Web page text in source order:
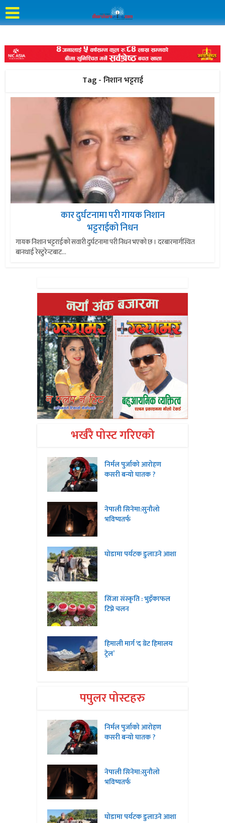
Tag - निशान भट्टराई
कार दुर्घटनामा परी गायक निशान
भट्टराईको निधन
गायक निशान भट्टराईको सवारी दुर्घटनामा परी निधन भएको छ । दरबारमार्गस्थित
बानथाई रेस्टुरेन्टबाट...
भर्खरै पोस्ट गरिएको
निर्मल पुर्जाको आरोहण
कसरी बन्यो घातक ?
नेपाली सिनेमा:सुनौलो
भविष्यतर्फ
घोडामा पर्यटक डुलाउने आशा
सिंजा संस्कृति : भुइँकाफल
टिप्ने चलन
हिमाली मार्ग ‘द ग्रेट हिमालय
ट्रेल’
पपुलर पोस्टहरु
निर्मल पुर्जाको आरोहण
कसरी बन्यो घातक ?
नेपाली सिनेमा:सुनौलो
भविष्यतर्फ
घोडामा पर्यटक डुलाउने आशा